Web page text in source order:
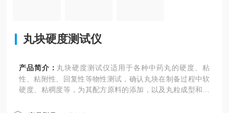
丸块硬度测试仪
产品简介： 丸块硬度测试仪适用于各种中药丸的硬度、粘
性、粘附性、回复性等物性测试，确认丸块在制备过程中软
硬度、粘稠度等，为其配方原料的添加，以及丸粒成型和后